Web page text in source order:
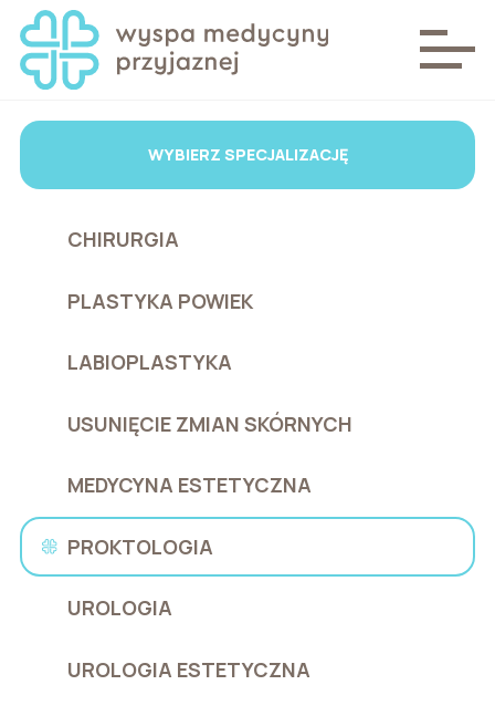
WYBIERZ SPECJALIZACJĘ
CHIRURGIA
PLASTYKA POWIEK
LABIOPLASTYKA
USUNIĘCIE ZMIAN SKÓRNYCH
MEDYCYNA ESTETYCZNA
PROKTOLOGIA
UROLOGIA
UROLOGIA ESTETYCZNA